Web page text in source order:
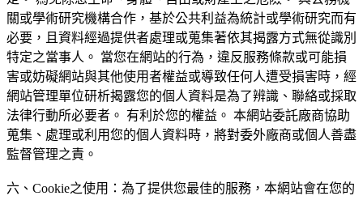
關或學術研究機構合作，基於公共利益為統計或學術研究而有
必要，且資料經過提供者處理或蒐集著依其揭露方式無從識別
特定之當事人。 當您在網站的行為，違反服務條款或可能損
害或妨礙網站與其他使用者權益或導致任何人遭受損害時，經
網站管理單位研析揭露您的個人資料是為了辨識、聯絡或採取
法律行動所必要者。 有利於您的權益。 本網站委託廠商協助
蒐集、處理或利用您的個人資料時，將對委外廠商或個人善盡
監督管理之責。
六、Cookie之使用：為了提供您最佳的服務，本網站會在您的